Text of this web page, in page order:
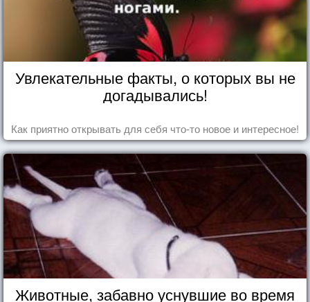
Увлекательные факты, о которых вы не
догадывались!
Как приятно открывать для себя что-то новое и интересное!
Животные, забавно уснувшие во время